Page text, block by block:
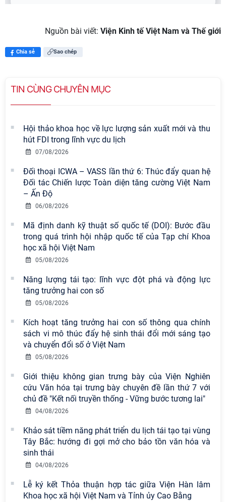
Nguồn bài viết: Viện Kinh tế Việt Nam và Thế giới
Chia sẻ Sao chép
TIN CÙNG CHUYÊN MỤC
Hội thảo khoa học về lực lượng sản xuất mới và thu
hút FDI trong lĩnh vực du lịch
07/08/2026
Đối thoại ICWA – VASS lần thứ 6: Thúc đẩy quan hệ
Đối tác Chiến lược Toàn diện tăng cường Việt Nam
– Ấn Độ
06/08/2026
Mã định danh kỹ thuật số quốc tế (DOI): Bước đầu
trong quá trình hội nhập quốc tế của Tạp chí Khoa
học xã hội Việt Nam
05/08/2026
Năng lượng tái tạo: lĩnh vực đột phá và động lực
tăng trưởng hai con số
05/08/2026
Kích hoạt tăng trưởng hai con số thông qua chính
sách vi mô thúc đẩy hệ sinh thái đổi mới sáng tạo
và chuyển đổi số ở Việt Nam
05/08/2026
Giới thiệu không gian trưng bày của Viện Nghiên
cứu Văn hóa tại trưng bày chuyên đề lần thứ 7 với
chủ đề "Kết nối truyền thống - Vững bước tương lai"
04/08/2026
Khảo sát tiềm năng phát triển du lịch tái tạo tại vùng
Tây Bắc: hướng đi gợi mở cho bảo tồn văn hóa và
sinh thái
04/08/2026
Lễ ký kết Thỏa thuận hợp tác giữa Viện Hàn lâm
Khoa học xã hội Việt Nam và Tỉnh ủy Cao Bằng
Viện Hàn lâm Khoa học xã hội Việt
khích tại Cuộc thi chính luận bảo vệ
nền tảng tư tưởng của Đảng năm
2026
Viện Hàn lâm Khoa học xã hội Việt
Nam công bố các quyết định về
công tác cán bộ
Chi bộ Viện Sử học tổ chức Tọa đàm
chuyên đề: Đẩy mạnh học tập, thực
hành tư tưởng, đạo đức, phương
pháp, phong cách Hồ Chí Minh trong
Hội thảo khoa học quốc tế “Không
gian phát triển Việt Nam trong kỷ
nguyên mới: Định hướng chiến lược
vào thứ ba, ngày 28/7/2026